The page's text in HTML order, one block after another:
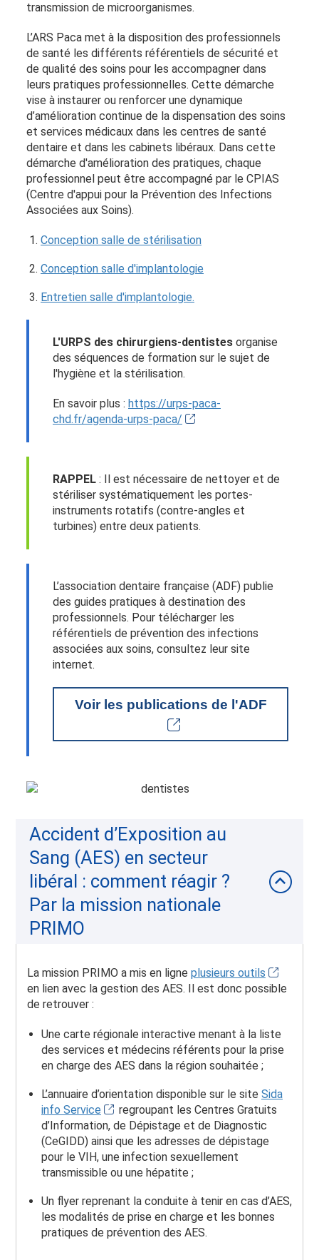
transmission de microorganismes.
L’ARS Paca met à la disposition des professionnels
de santé les différents référentiels de sécurité et
de qualité des soins pour les accompagner dans
leurs pratiques professionnelles. Cette démarche
vise à instaurer ou renforcer une dynamique
d’amélioration continue de la dispensation des soins
et services médicaux dans les centres de santé
dentaire et dans les cabinets libéraux. Dans cette
démarche d'amélioration des pratiques, chaque
professionnel peut être accompagné par le CPIAS
(Centre d'appui pour la Prévention des Infections
Associées aux Soins).
Conception salle de stérilisation
Conception salle d'implantologie
Entretien salle d'implantologie.
L'URPS des chirurgiens-dentistes organise
des séquences de formation sur le sujet de
l'hygiène et la stérilisation.
En savoir plus : https://urps-paca-
chd.fr/agenda-urps-paca/
RAPPEL : Il est nécessaire de nettoyer et de
stériliser systématiquement les portes-
instruments rotatifs (contre-angles et
turbines) entre deux patients.
L’association dentaire française (ADF) publie
des guides pratiques à destination des
professionnels. Pour télécharger les
référentiels de prévention des infections
associées aux soins, consultez leur site
internet.
Voir les publications de l'ADF
Accident d’Exposition au
Sang (AES) en secteur
libéral : comment réagir ?
Par la mission nationale
PRIMO
La mission PRIMO a mis en ligne plusieurs outils
en lien avec la gestion des AES. Il est donc possible
de retrouver :
Une carte régionale interactive menant à la liste
des services et médecins référents pour la prise
en charge des AES dans la région souhaitée ;
L’annuaire d’orientation disponible sur le site Sida
info Service
regroupant les Centres Gratuits
d’Information, de Dépistage et de Diagnostic
(CeGIDD) ainsi que les adresses de dépistage
pour le VIH, une infection sexuellement
transmissible ou une hépatite ;
Un flyer reprenant la conduite à tenir en cas d’AES,
les modalités de prise en charge et les bonnes
pratiques de prévention des AES.